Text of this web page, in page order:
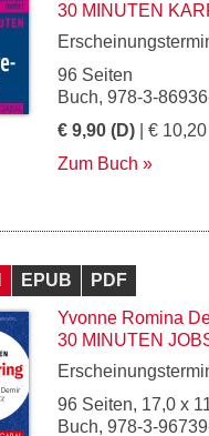
30 MINUTEN
96 Seiten
Buch, 978-3-
€ 9,90 (D) | €
Zum Buch
EPUB
PDF
Yvonne Romina
30 MINUTEN
96 Seiten, 17,0 x
Buch, 978-3-